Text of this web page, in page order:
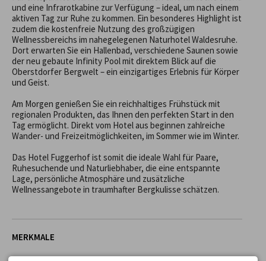
und eine Infrarotkabine zur Verfügung – ideal, um nach einem
aktiven Tag zur Ruhe zu kommen. Ein besonderes Highlight ist
zudem die kostenfreie Nutzung des großzügigen
Wellnessbereichs im nahegelegenen Naturhotel Waldesruhe.
Dort erwarten Sie ein Hallenbad, verschiedene Saunen sowie
der neu gebaute Infinity Pool mit direktem Blick auf die
Oberstdorfer Bergwelt – ein einzigartiges Erlebnis für Körper
und Geist.
Am Morgen genießen Sie ein reichhaltiges Frühstück mit
regionalen Produkten, das Ihnen den perfekten Start in den
Tag ermöglicht. Direkt vom Hotel aus beginnen zahlreiche
Wander- und Freizeitmöglichkeiten, im Sommer wie im Winter.
Das Hotel Fuggerhof ist somit die ideale Wahl für Paare,
Ruhesuchende und Naturliebhaber, die eine entspannte
Lage, persönliche Atmosphäre und zusätzliche
Wellnessangebote in traumhafter Bergkulisse schätzen.
MERKMALE